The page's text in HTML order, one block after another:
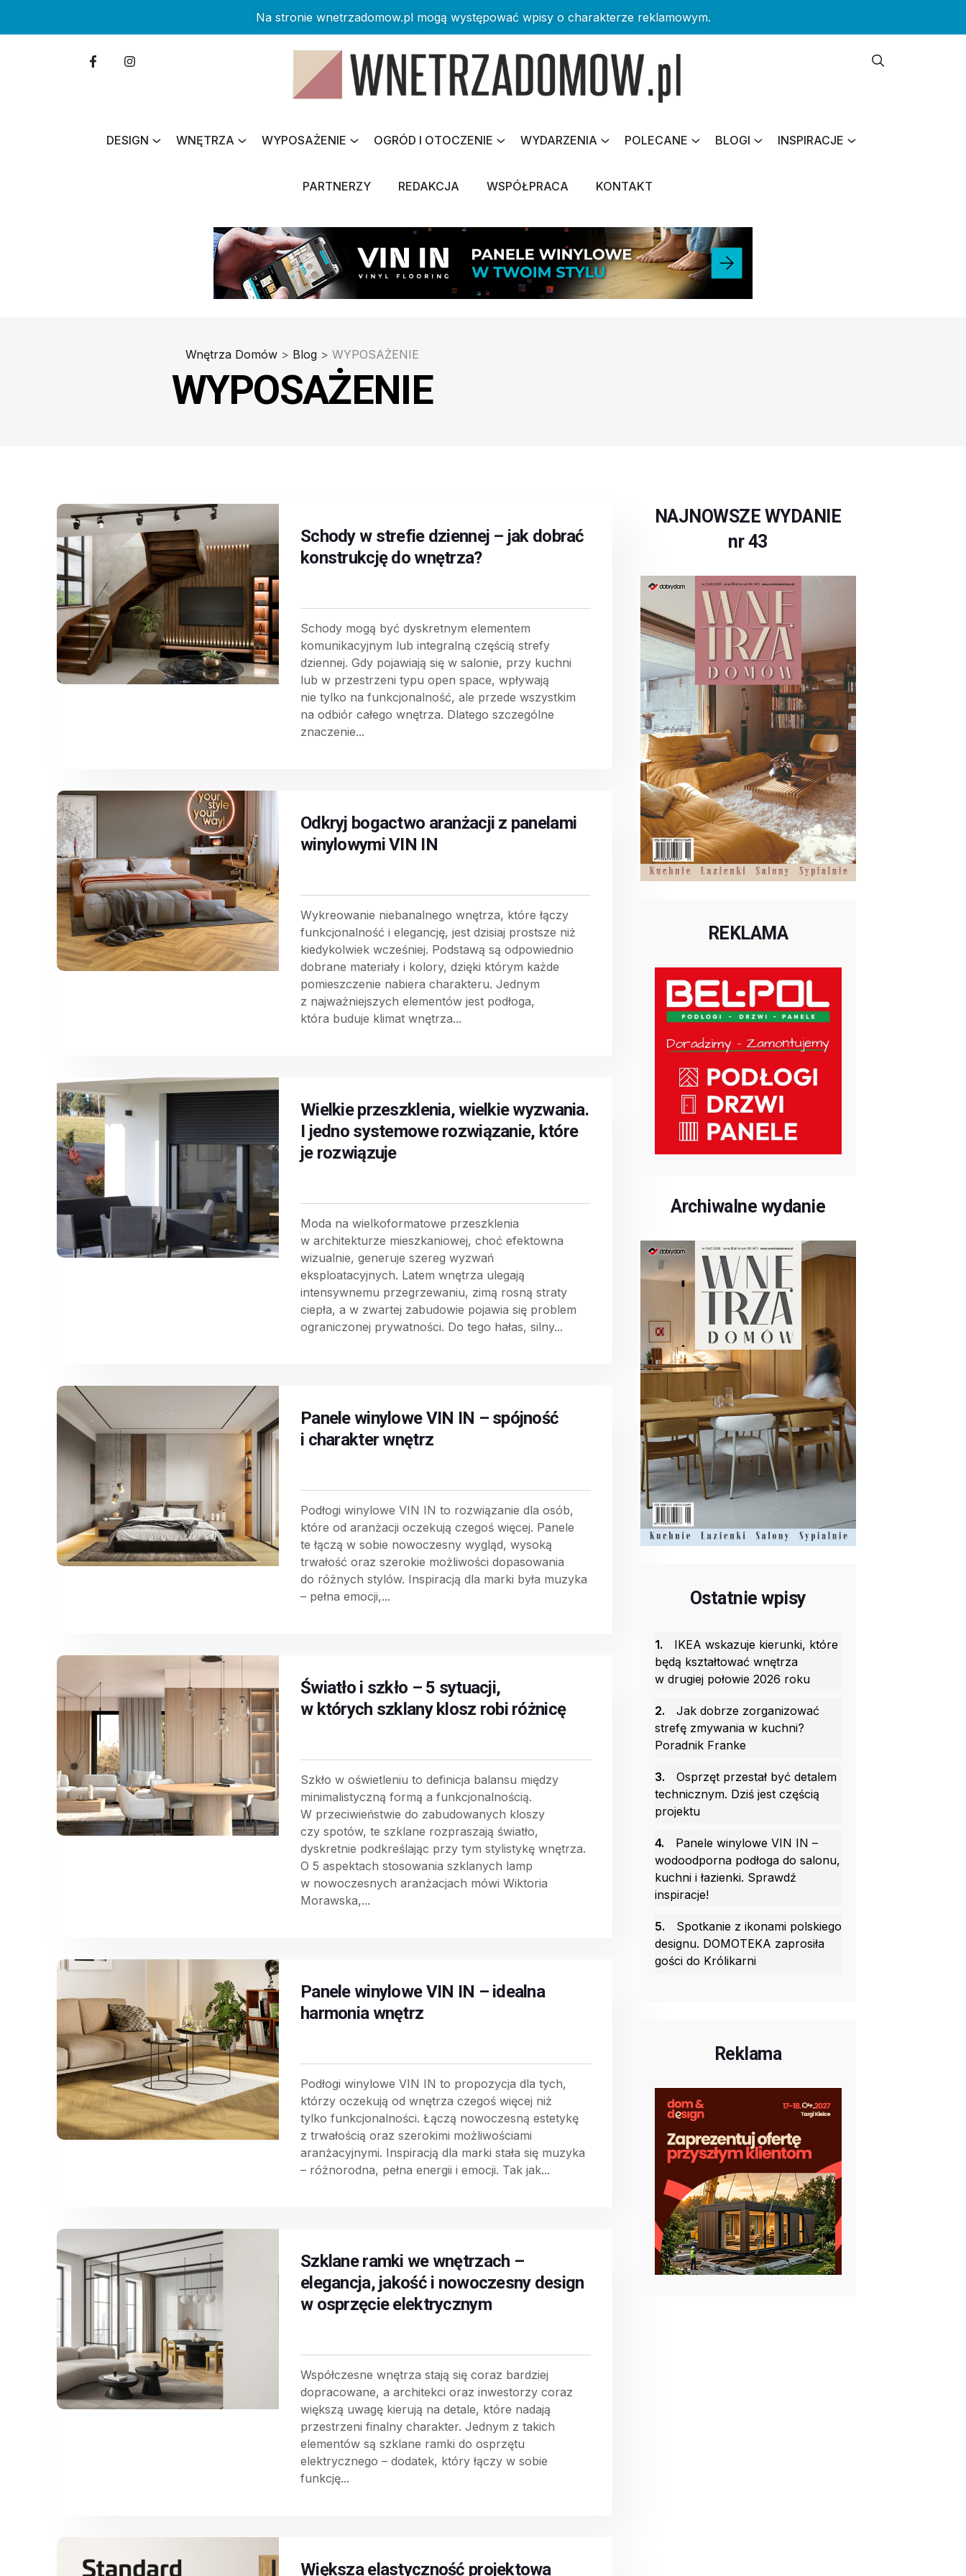
Na stronie wnetrzadomow.pl mogą występować wpisy o charakterze reklamowym.
DESIGN WNĘTRZA WYPOSAŻENIE OGRÓD I OTOCZENIE WYDARZENIA POLECANE BLOGI INSPIRACJE
PARTNERZY REDAKCJA WSPÓŁPRACA KONTAKT
Wnętrza Domów > Blog > WYPOSAŻENIE
WYPOSAŻENIE
Schody w strefie dziennej – jak dobrać
konstrukcję do wnętrza?
Schody mogą być dyskretnym elementem
komunikacyjnym lub integralną częścią strefy
dziennej. Gdy pojawiają się w salonie, przy kuchni
lub w przestrzeni typu open space, wpływają
nie tylko na funkcjonalność, ale przede wszystkim
na odbiór całego wnętrza. Dlatego szczególne
znaczenie...
Odkryj bogactwo aranżacji z panelami
winylowymi VIN IN
Wykreowanie niebanalnego wnętrza, które łączy
funkcjonalność i elegancję, jest dzisiaj prostsze niż
kiedykolwiek wcześniej. Podstawą są odpowiednio
dobrane materiały i kolory, dzięki którym każde
pomieszczenie nabiera charakteru. Jednym
z najważniejszych elementów jest podłoga,
która buduje klimat wnętrza...
Wielkie przeszklenia, wielkie wyzwania.
I jedno systemowe rozwiązanie, które
je rozwiązuje
Moda na wielkoformatowe przeszklenia
w architekturze mieszkaniowej, choć efektowna
wizualnie, generuje szereg wyzwań
eksploatacyjnych. Latem wnętrza ulegają
intensywnemu przegrzewaniu, zimą rosną straty
ciepła, a w zwartej zabudowie pojawia się problem
ograniczonej prywatności. Do tego hałas, silny...
Panele winylowe VIN IN – spójność
i charakter wnętrz
Podłogi winylowe VIN IN to rozwiązanie dla osób,
które od aranżacji oczekują czegoś więcej. Panele
te łączą w sobie nowoczesny wygląd, wysoką
trwałość oraz szerokie możliwości dopasowania
do różnych stylów. Inspiracją dla marki była muzyka
– pełna emocji,...
Światło i szkło – 5 sytuacji,
w których szklany klosz robi różnicę
Szkło w oświetleniu to definicja balansu między
minimalistyczną formą a funkcjonalnością.
W przeciwieństwie do zabudowanych kloszy
czy spotów, te szklane rozpraszają światło,
dyskretnie podkreślając przy tym stylistykę wnętrza.
O 5 aspektach stosowania szklanych lamp
w nowoczesnych aranżacjach mówi Wiktoria
Morawska,...
Panele winylowe VIN IN – idealna
harmonia wnętrz
Podłogi winylowe VIN IN to propozycja dla tych,
którzy oczekują od wnętrza czegoś więcej niż
tylko funkcjonalności. Łączą nowoczesną estetykę
z trwałością oraz szerokimi możliwościami
aranżacyjnymi. Inspiracją dla marki stała się muzyka
– różnorodna, pełna energii i emocji. Tak jak...
Szklane ramki we wnętrzach –
elegancja, jakość i nowoczesny design
w osprzęcie elektrycznym
Współczesne wnętrza stają się coraz bardziej
dopracowane, a architekci oraz inwestorzy coraz
większą uwagę kierują na detale, które nadają
przestrzeni finalny charakter. Jednym z takich
elementów są szklane ramki do osprzętu
elektrycznego – dodatek, który łączy w sobie
funkcję...
Większa elastyczność projektowa
NAJNOWSZE WYDANIE
nr 43
REKLAMA
Archiwalne wydanie
Ostatnie wpisy
1.
IKEA wskazuje kierunki, które
będą kształtować wnętrza
w drugiej połowie 2026 roku
2.
Jak dobrze zorganizować
strefę zmywania w kuchni?
Poradnik Franke
3.
Osprzęt przestał być detalem
technicznym. Dziś jest częścią
projektu
4.
Panele winylowe VIN IN –
wodoodporna podłoga do salonu,
kuchni i łazienki. Sprawdź
inspiracje!
5.
Spotkanie z ikonami polskiego
designu. DOMOTEKA zaprosiła
gości do Królikarni
Reklama